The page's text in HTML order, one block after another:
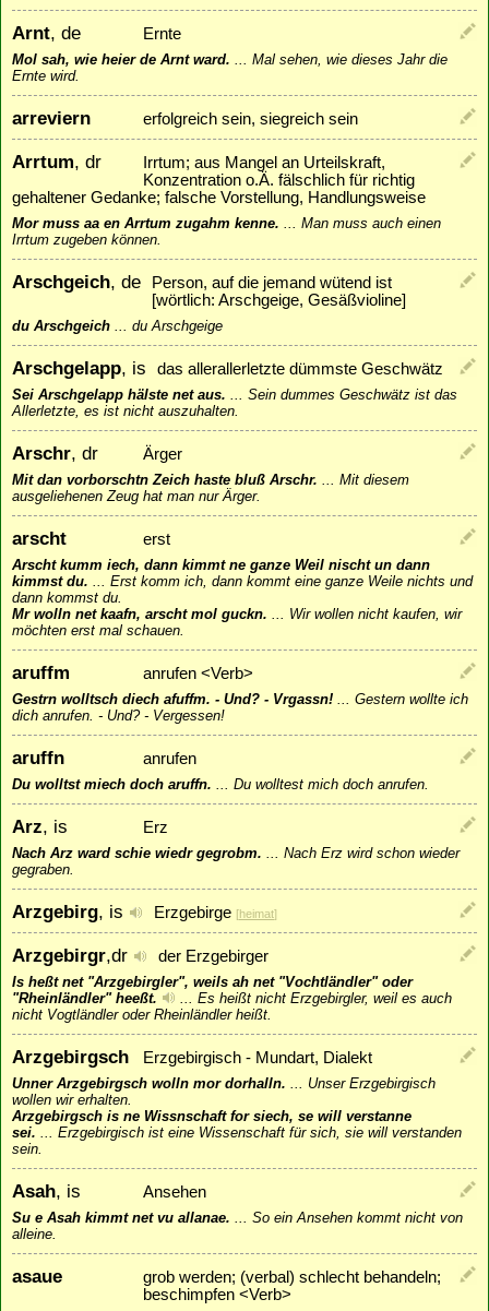
Arnt, de Ernte
Mol sah, wie heier de Arnt ward.
Mal sehen, wie dieses Jahr die
Ernte wird.
arreviern erfolgreich sein, siegreich sein
Arrtum, dr
Irrtum; aus Mangel an Urteilskraft,
Konzentration o.Ä. fälschlich für richtig
gehaltener Gedanke; falsche Vorstellung, Handlungsweise
Mor muss aa en Arrtum zugahm kenne.
Man muss auch einen
Irrtum zugeben können.
Arschgeich, de
Person, auf die jemand wütend ist
[wörtlich: Arschgeige, Gesäßvioline]
du Arschgeich du Arschgeige
Arschgelapp, is das allerallerletzte dümmste Geschwätz
Sei Arschgelapp hälste net aus.
Sein dummes Geschwätz ist das
Allerletzte, es ist nicht auszuhalten.
Arschr, dr Ärger
Mit dan vorborschtn Zeich haste bluß Arschr.
Mit diesem
ausgeliehenen Zeug hat man nur Ärger.
arscht erst
Arscht kumm iech, dann kimmt ne ganze Weil nischt un dann
kimmst du.
Erst komm ich, dann kommt eine ganze Weile nichts und
dann kommst du.
Mr wolln net kaafn, arscht mol guckn.
Wir wollen nicht kaufen, wir
möchten erst mal schauen.
aruffm anrufen <Verb>
Gestrn wolltsch diech afuffm. - Und? - Vrgassn!
Gestern wollte ich
dich anrufen. - Und? - Vergessen!
aruffn anrufen
Du wolltst miech doch aruffn. Du wolltest mich doch anrufen.
Arz, is Erz
Nach Arz ward schie wiedr gegrobm.
Nach Erz wird schon wieder
gegraben.
Arzgebirg, is Erzgebirge [heimat]
Arzgebirgr,dr der Erzgebirger
Is heßt net "Arzgebirgler", weils ah net "Vochtländler" oder
"Rheinländler" heeßt.
Es heißt nicht Erzgebirgler, weil es auch
nicht Vogtländler oder Rheinländler heißt.
Arzgebirgsch Erzgebirgisch - Mundart, Dialekt
Unner Arzgebirgsch wolln mor dorhalln.
Unser Erzgebirgisch
wollen wir erhalten.
Arzgebirgsch is ne Wissnschaft for siech, se will verstanne
sei.
Erzgebirgisch ist eine Wissenschaft für sich, sie will verstanden
sein.
Asah, is Ansehen
Su e Asah kimmt net vu allanae.
So ein Ansehen kommt nicht von
alleine.
asaue
grob werden; (verbal) schlecht behandeln;
beschimpfen <Verb>